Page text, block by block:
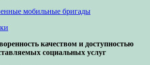
мобильные бригады
качеством и доступностью
социальных услуг